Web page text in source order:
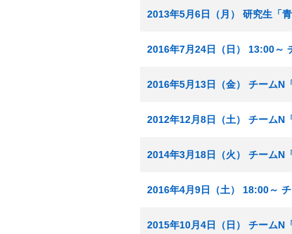
2013年5月6日（月） 研究生「
2016年7月24日（日） 13:00～
2016年5月13日（金） チームN
2012年12月8日（土） チームN
2014年3月18日（火） チームN
2016年4月9日（土） 18:00～
2015年10月4日（日） チームN